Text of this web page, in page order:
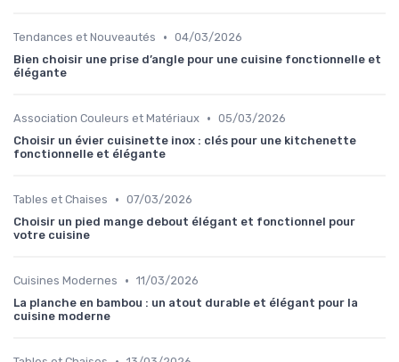
Tendances et Nouveautés • 04/03/2026
Bien choisir une prise d’angle pour une cuisine fonctionnelle et
élégante
Association Couleurs et Matériaux • 05/03/2026
Choisir un évier cuisinette inox : clés pour une kitchenette
fonctionnelle et élégante
Tables et Chaises • 07/03/2026
Choisir un pied mange debout élégant et fonctionnel pour
votre cuisine
Cuisines Modernes • 11/03/2026
La planche en bambou : un atout durable et élégant pour la
cuisine moderne